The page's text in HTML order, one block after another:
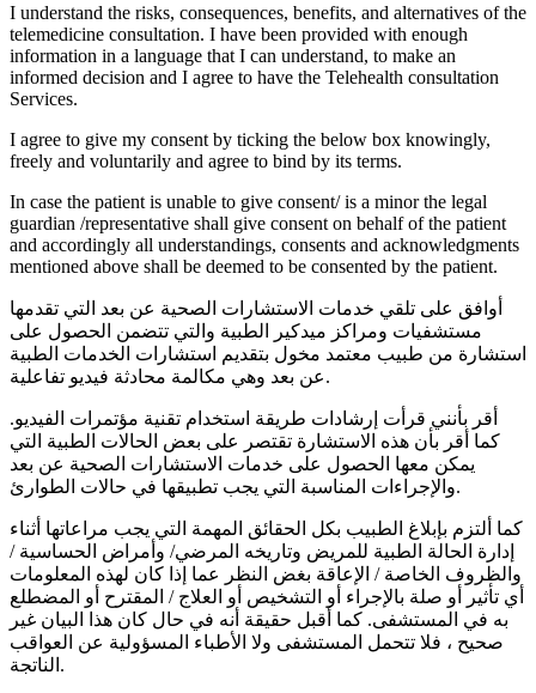
I understand the risks, consequences, benefits, and alternatives of the
telemedicine consultation. I have been provided with enough
information in a language that I can understand, to make an
informed decision and I agree to have the Telehealth consultation
Services.
I agree to give my consent by ticking the below box knowingly,
freely and voluntarily and agree to bind by its terms.
In case the patient is unable to give consent/ is a minor the legal
guardian /representative shall give consent on behalf of the patient
and accordingly all understandings, consents and acknowledgments
mentioned above shall be deemed to be consented by the patient.
أوافق على تلقي خدمات الاستشارات الصحية عن بعد التي تقدمها
مستشفيات ومراكز ميدكير الطبية والتي تتضمن الحصول على
استشارة من طبيب معتمد مخول بتقديم استشارات الخدمات الطبية
عن بعد وهي مكالمة محادثة فيديو تفاعلية.
أقر بأنني قرأت إرشادات طريقة استخدام تقنية مؤتمرات الفيديو.
كما أقر بأن هذه الاستشارة تقتصر على بعض الحالات الطبية التي
يمكن معها الحصول على خدمات الاستشارات الصحية عن بعد
والإجراءات المناسبة التي يجب تطبيقها في حالات الطوارئ.
كما ألتزم بإبلاغ الطبيب بكل الحقائق المهمة التي يجب مراعاتها أثناء
إدارة الحالة الطبية للمريض وتاريخه المرضي/ وأمراض الحساسية /
والظروف الخاصة / الإعاقة بغض النظر عما إذا كان لهذه المعلومات
أي تأثير أو صلة بالإجراء أو التشخيص أو العلاج / المقترح أو المضطلع
به في المستشفى. كما أقبل حقيقة أنه في حال كان هذا البيان غير
صحيح ، فلا تتحمل المستشفى ولا الأطباء المسؤولية عن العواقب
الناتجة.